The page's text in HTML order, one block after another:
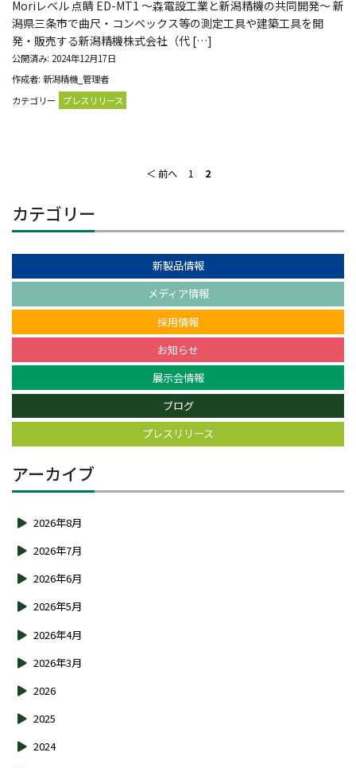
Moriレベル 点睛 ED-MT1 ～森電設工業と新潟精機の共同開発～ 新
潟県三条市で曲尺・コンベックス等の測定工具や建築工具を開
発・販売する新潟精機株式会社（代 […]
公開済み: 2024年12月17日
作成者: 新潟精機_管理者
カテゴリー
プレスリリース
＜ 前へ 1 2
カテゴリー
新製品情報
メディア情報
採用情報
お知らせ
展示会情報
ブログ
プレスリリース
アーカイブ
2026年8月
2026年7月
2026年6月
2026年5月
2026年4月
2026年3月
2026
2025
2024